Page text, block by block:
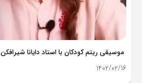
موسیقی ریتم کودکان با استاد دایانا شیرافکن
1402/02/16